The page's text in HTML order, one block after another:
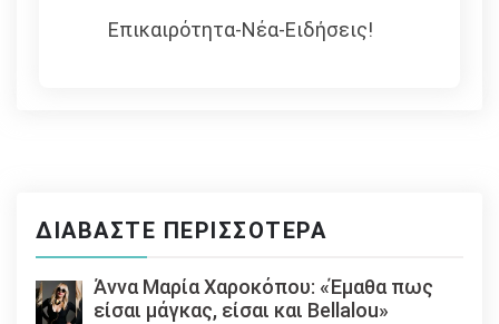
Επικαιρότητα-Νέα-Ειδήσεις!
ΔΙΑΒΆΣΤΕ ΠΕΡΙΣΣΌΤΕΡΑ
Άννα Μαρία Χαροκόπου: «Έμαθα πως
είσαι μάγκας, είσαι και Bellalou»